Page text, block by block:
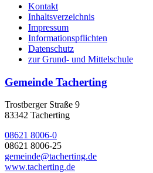
Kontakt
Inhaltsverzeichnis
Impressum
Informationspflichten
Datenschutz
zur Grund- und Mittelschule
Gemeinde Tacherting
Trostberger Straße 9
83342 Tacherting
08621 8006-0
08621 8006-25
gemeinde@tacherting.de
www.tacherting.de